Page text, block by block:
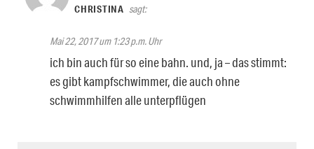
CHRISTINA sagt:
Mai 22, 2017 um 1:23 p.m. Uhr
ich bin auch für so eine bahn. und, ja – das stimmt:
es gibt kampfschwimmer, die auch ohne
schwimmhilfen alle unterpflügen